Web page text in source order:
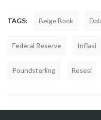
TAGS: Beige Book
Federal Reserve Inflasi
Poundsterling Resesi